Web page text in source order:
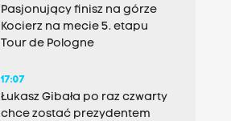
Pasjonujący finisz na górze
Kocierz na mecie 5. etapu
Tour de Pologne
17:07
Łukasz Gibała po raz czwarty
chce zostać prezydentem